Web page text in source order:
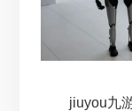
jiuyou九